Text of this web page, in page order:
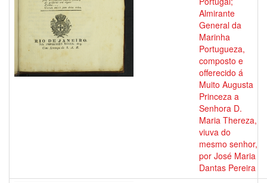
Almirante
General da
Marinha
Portugueza,
composto e
offerecido á
Muito Augusta
Princeza a
Senhora D.
Maria Thereza,
viuva do
mesmo senhor,
por José Maria
Dantas Pereira